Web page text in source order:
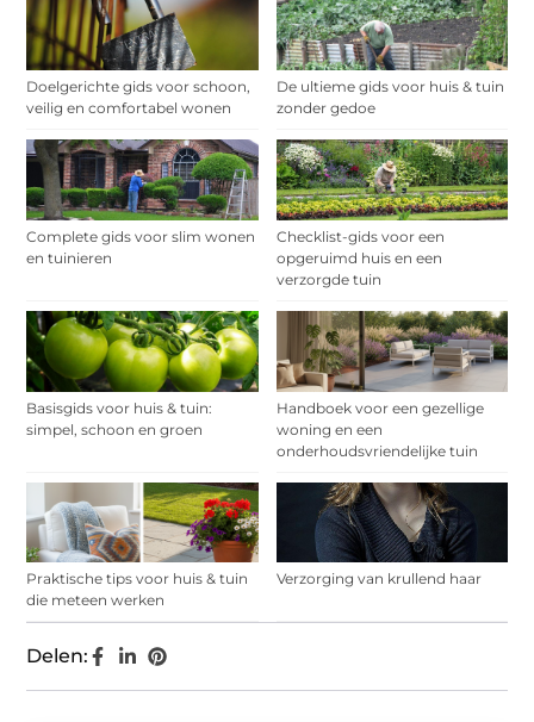
Doelgerichte gids voor schoon,
veilig en comfortabel wonen
De ultieme gids voor huis & tuin
zonder gedoe
Complete gids voor slim wonen
en tuinieren
Checklist-gids voor een
opgeruimd huis en een
verzorgde tuin
Basisgids voor huis & tuin:
simpel, schoon en groen
Handboek voor een gezellige
woning en een
onderhoudsvriendelijke tuin
Praktische tips voor huis & tuin
die meteen werken
Verzorging van krullend haar
Delen: